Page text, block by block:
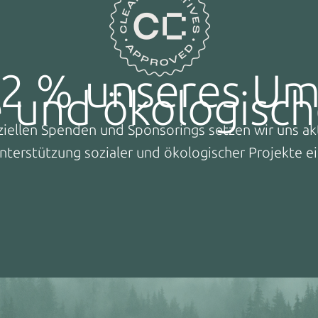
% unseres
und
Spenden und Sponsorings setzen wir uns
sozialer und ökologischer Projekte